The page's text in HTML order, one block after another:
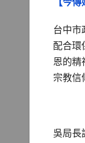
台中市
配合環
恩的精
宗教信
吳局長